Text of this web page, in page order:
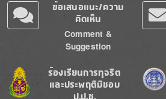
ข้อเสนอแนะ/ความ
คิดเห็น
Comment &
Suggestion
Image
ร้องเรียนการทุจริต
และประพฤติมิชอบ
ป.ป.ช.
Image